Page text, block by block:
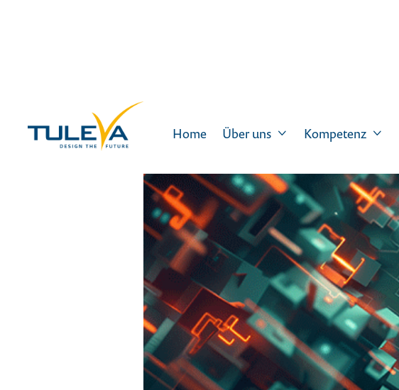
Home Über uns  Kompetenz 